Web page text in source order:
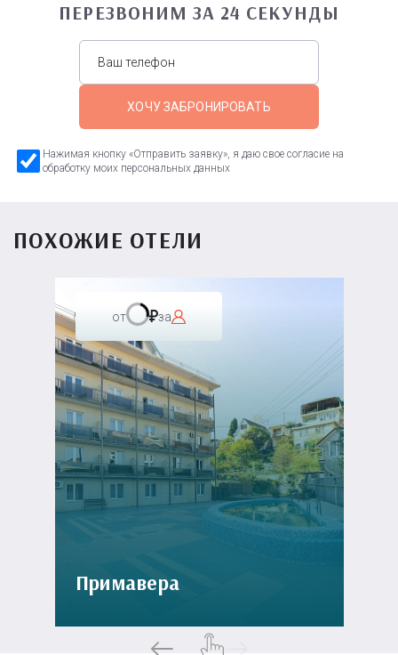
ПЕРЕЗВОНИМ ЗА 24 СЕКУНДЫ
ХОЧУ ЗАБРОНИРОВАТЬ
Нажимая кнопку «Отправить заявку», я даю свое согласие на
обработку моих персональных данных
ПОХОЖИЕ ОТЕЛИ
от за
Примавера